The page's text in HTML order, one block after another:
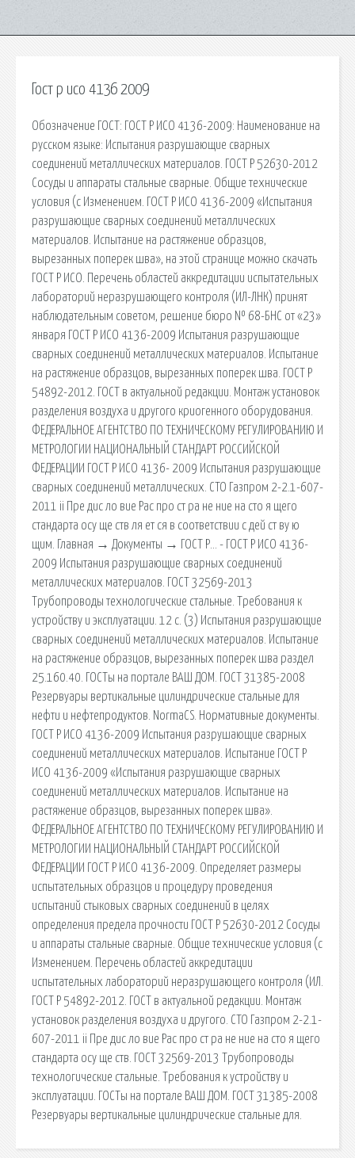
Гост р исо 4136 2009
Обозначение ГОСТ: ГОСТ Р ИСО 4136-2009: Наименование на
русском языке: Испытания разрушающие сварных
соединений металлических материалов. ГОСТ Р 52630-2012
Сосуды и аппараты стальные сварные. Общие технические
условия (с Изменением. ГОСТ Р ИСО 4136-2009 «Испытания
разрушающие сварных соединений металлических
материалов. Испытание на растяжение образцов,
вырезанных поперек шва», на этой странице можно скачать
ГОСТ Р ИСО. Перечень областей аккредитации испытательных
лабораторий неразрушающего контроля (ИЛ-ЛНК) принят
наблюдательным советом, решение бюро № 68-БНС от «23»
января ГОСТ Р ИСО 4136-2009 Испытания разрушающие
сварных соединений металлических материалов. Испытание
на растяжение образцов, вырезанных поперек шва. ГОСТ Р
54892-2012. ГОСТ в актуальной редакции. Монтаж установок
разделения воздуха и другого криогенного оборудования.
ФЕДЕРАЛЬНОЕ АГЕНТСТВО ПО ТЕХНИЧЕСКОМУ РЕГУЛИРОВАНИЮ И
МЕТРОЛОГИИ НАЦИОНАЛЬНЫЙ СТАНДАРТ РОССИЙСКОЙ
ФЕДЕРАЦИИ ГОСТ Р ИСО 4136- 2009 Испытания разрушающие
сварных соединений металлических. СТО Газпром 2-2.1-607-
2011 ii Пре дис ло вие Рас про ст ра не ние на сто я щего
стандарта осу ще ств ля ет ся в соответствии с дей ст ву ю
щим. Главная → Документы → ГОСТ Р… - ГОСТ Р ИСО 4136-
2009 Испытания разрушающие сварных соединений
металлических материалов. ГОСТ 32569-2013
Трубопроводы технологические стальные. Требования к
устройству и эксплуатации. 12 с. (3) Испытания разрушающие
сварных соединений металлических материалов. Испытание
на растяжение образцов, вырезанных поперек шва раздел
25.160.40. ГОСТы на портале ВАШ ДОМ. ГОСТ 31385-2008
Резервуары вертикальные цилиндрические стальные для
нефти и нефтепродуктов. NormaCS. Нормативные документы.
ГОСТ Р ИСО 4136-2009 Испытания разрушающие сварных
соединений металлических материалов. Испытание ГОСТ Р
ИСО 4136-2009 «Испытания разрушающие сварных
соединений металлических материалов. Испытание на
растяжение образцов, вырезанных поперек шва».
ФЕДЕРАЛЬНОЕ АГЕНТСТВО ПО ТЕХНИЧЕСКОМУ РЕГУЛИРОВАНИЮ И
МЕТРОЛОГИИ НАЦИОНАЛЬНЫЙ СТАНДАРТ РОССИЙСКОЙ
ФЕДЕРАЦИИ ГОСТ Р ИСО 4136-2009. Определяет размеры
испытательных образцов и процедуру проведения
испытаний стыковых сварных соединений в целях
определения предела прочности ГОСТ Р 52630-2012 Сосуды
и аппараты стальные сварные. Общие технические условия (с
Изменением. Перечень областей аккредитации
испытательных лабораторий неразрушающего контроля (ИЛ.
ГОСТ Р 54892-2012. ГОСТ в актуальной редакции. Монтаж
установок разделения воздуха и другого. СТО Газпром 2-2.1-
607-2011 ii Пре дис ло вие Рас про ст ра не ние на сто я щего
стандарта осу ще ств. ГОСТ 32569-2013 Трубопроводы
технологические стальные. Требования к устройству и
эксплуатации. ГОСТы на портале ВАШ ДОМ. ГОСТ 31385-2008
Резервуары вертикальные цилиндрические стальные для.